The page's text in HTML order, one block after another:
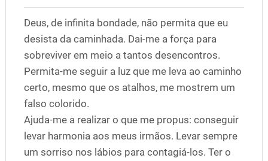
Deus, de infinita bondade, não permita que eu
desista da caminhada. Dai-me a força para
sobreviver em meio a tantos desencontros.
Permita-me seguir a luz que me leva ao caminho
certo, mesmo que os atalhos, me mostrem um
falso colorido.
Ajuda-me a realizar o que me propus: conseguir
levar harmonia aos meus irmãos. Levar sempre
um sorriso nos lábios para contagiá-los. Ter o